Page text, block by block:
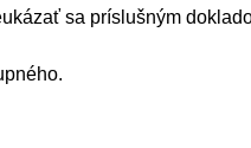
sa príslušným